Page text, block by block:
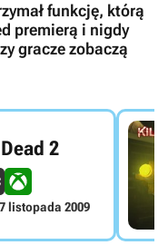
funkcję, którą
premierą i nigdy
gracze zobaczą
2
listopada 2009